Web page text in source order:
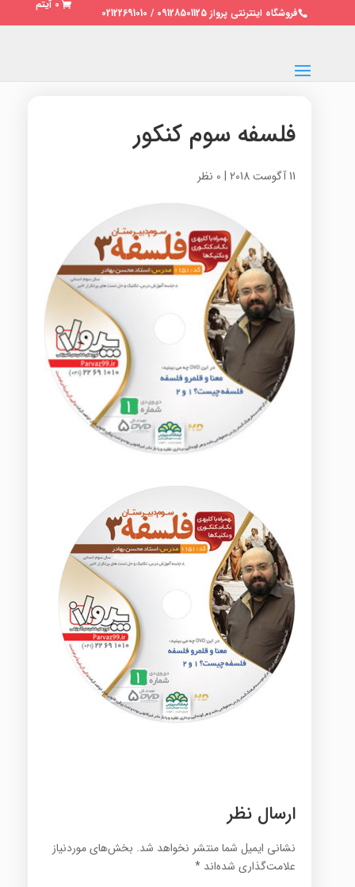
فروشگاه اینترنتی پرواز 09128501125 / 02122691010
0 آیتم
فلسفه سوم کنکور
11 آگوست 2018 | 0 نظر
ارسال نظر
نشانی ایمیل شما منتشر نخواهد شد. بخش‌های موردنیاز
علامت‌گذاری شده‌اند *